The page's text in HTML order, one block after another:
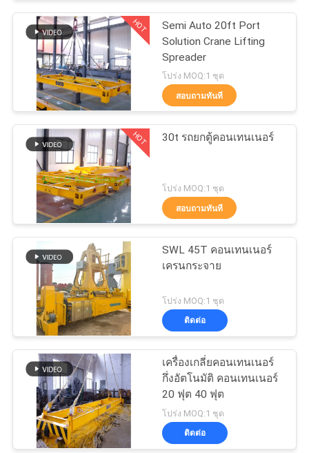
โรงงาน
ควบคุม
คุณภาพ
กรณี
CONTACT
แผนผัง
เว็บไซต์
นโยบาย
ถังคว้าไฮดรอลิก
คว้ารีโมทคอนโทรล
ไร้สาย
57
เครนทะเล
123
HOT
Semi Auto 20ft Port
Solution Crane Lifting
Spreader
โปร่ง MOQ:1 ชุด
สอบถามทันที
HOT 30t รถยกตู้คอนเทนเนอร์
โปร่ง MOQ:1 ชุด
สอบถามทันที
SWL 45T คอนเทนเนอร์
เครนกระจาย
โปร่ง MOQ:1 ชุด
ติดต่อ
เครื่องเกลี่ยคอนเทนเนอร์
กึ่งอัตโนมัติ คอนเทนเนอร์
20 ฟุต 40 ฟุต
โปร่ง MOQ:1 ชุด
ติดต่อ